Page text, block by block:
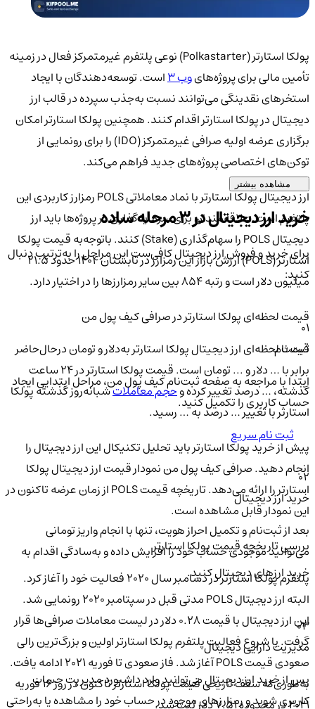
پولکا استارتر (Polkastarter) نوعی پلتفرم غیرمتمرکز فعال در زمینه
تأمین مالی برای پروژه‌هایوب ۳ است. توسعه‌دهندگان با ایجاد
استخرهای نقدینگی می‌توانند نسبت به‌جذب سپرده در قالب ارز
دیجیتال در پولکا استارتر اقدام کنند. همچنین پولکا استارتر امکان
برگزاری عرضه اولیه صرافی غیرمتمرکز (IDO) را برای رونمایی از
توکن‌های اختصاصی پروژه‌های جدید فراهم می‌کند.
ارز دیجیتال پولکا استارتر با نماد معاملاتی POLS رمزارز کاربردی این
پلتفرم است. علاقه‌مندان برای سرمایه‌گذاری در پروژه‌ها باید ارز
دیجیتال POLS را سهام‌گذاری (Stake) کنند. باتوجه‌به قیمت پولکا
استارتر (POLS) ارزش بازار این رمزارز در تابستان ۱۴۰۴ حدود ۲۱.۵
میلیون دلار است و رتبه ۸۵۴ بین سایر رمزارزها را در اختیار دارد.
قیمت لحظه‌ای پولکا استارتر در صرافی کیف پول من
قیمت لحظه‌ای ارز دیجیتال پولکا استارتر به‌دلار و تومان درحال‌حاضر
برابر با … دلار و ... تومان است. قیمت پولکا استارتر در ۲۴ ساعت
گذشته، … درصد تغییر کرده وحجم معاملاتشبانه‌روز گذشته پولکا
استارتر با تغییر … درصد به … رسید.
پیش از خرید پولکا استارتر باید تحلیل تکنیکال این ارز دیجیتال را
انجام دهید. صرافی کیف پول من نمودار قیمت ارز دیجیتال پولکا
استارتر را ارائه می‌دهد. تاریخچه قیمت POLS از زمان عرضه تاکنون در
این نمودار قابل مشاهده است.
بررسی تاریخچه قیمت پولکا استارتر
پلتفرم پولکا استارتر در دسامبر سال ۲۰۲۰ فعالیت خود را آغاز کرد.
البته ارز دیجیتال POLS مدتی قبل در سپتامبر ۲۰۲۰ رونمایی شد.
این ارز دیجیتال با قیمت ۰.۲۸ دلار در لیست معاملات صرافی‌ها قرار
گرفت. با شروع فعالیت پلتفرم پولکا استارتر اولین و بزرگ‌ترین رالی
صعودی قیمت POLS آغاز شد. فاز صعودی تا فوریه ۲۰۲۱ ادامه یافت.
به‌طوری‌که سقف تاریخی قیمت پولکا استارتر تاکنون در روز ۱۶ فوریه
۲۰۲۱ در محدوده ۷.۵۱ دلار ثبت شد.
مشاهده بیشتر
خرید ارز دیجیتال در 3 مرحله ساده
برای خرید و فروش ارز دیجیتال کافی‌ست این مراحل را به‌ترتیب دنبال
کنید:
01
ثبت نام
ابتدا با مراجعه به صفحه ثبت‌نام کیف‌ پول من، مراحل ابتدایی ایجاد
حساب کاربری را تکمیل کنید.
ثبت نام سریع
02
خرید ارز دیجیتال
بعد از ثبت‌نام و تکمیل احراز هویت، تنها با انجام واریز تومانی
می‌توانید موجودی حساب خود را افزایش داده و به‌سادگی اقدام به
خرید ارزهای دیجیتال کنید.
03
مدیریت دارایی دیجیتال
پس از خرید ارز دیجیتال می‌توانید وارد داشبورد مدیریت حساب
کاربری شوید و رمزارزهای موجود در حساب خود را مشاهده یا به‌راحتی